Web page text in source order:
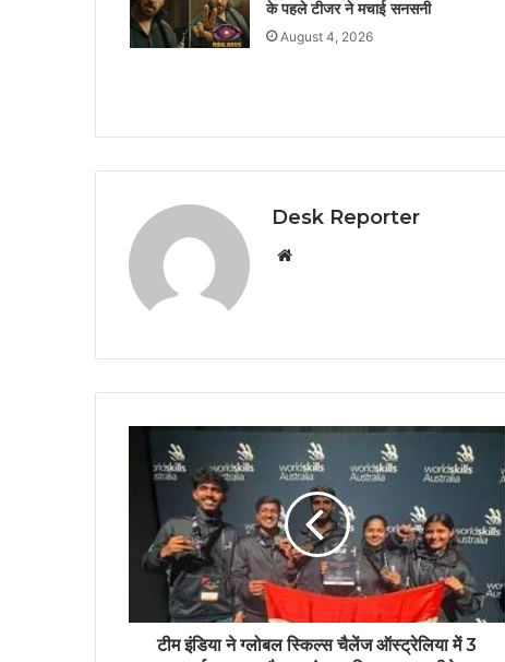
के पहले टीजर ने मचाई सनसनी
August 4, 2026
Desk Reporter
टीम इंडिया ने ग्लोबल स्किल्स चैलेंज ऑस्ट्रेलिया में 3